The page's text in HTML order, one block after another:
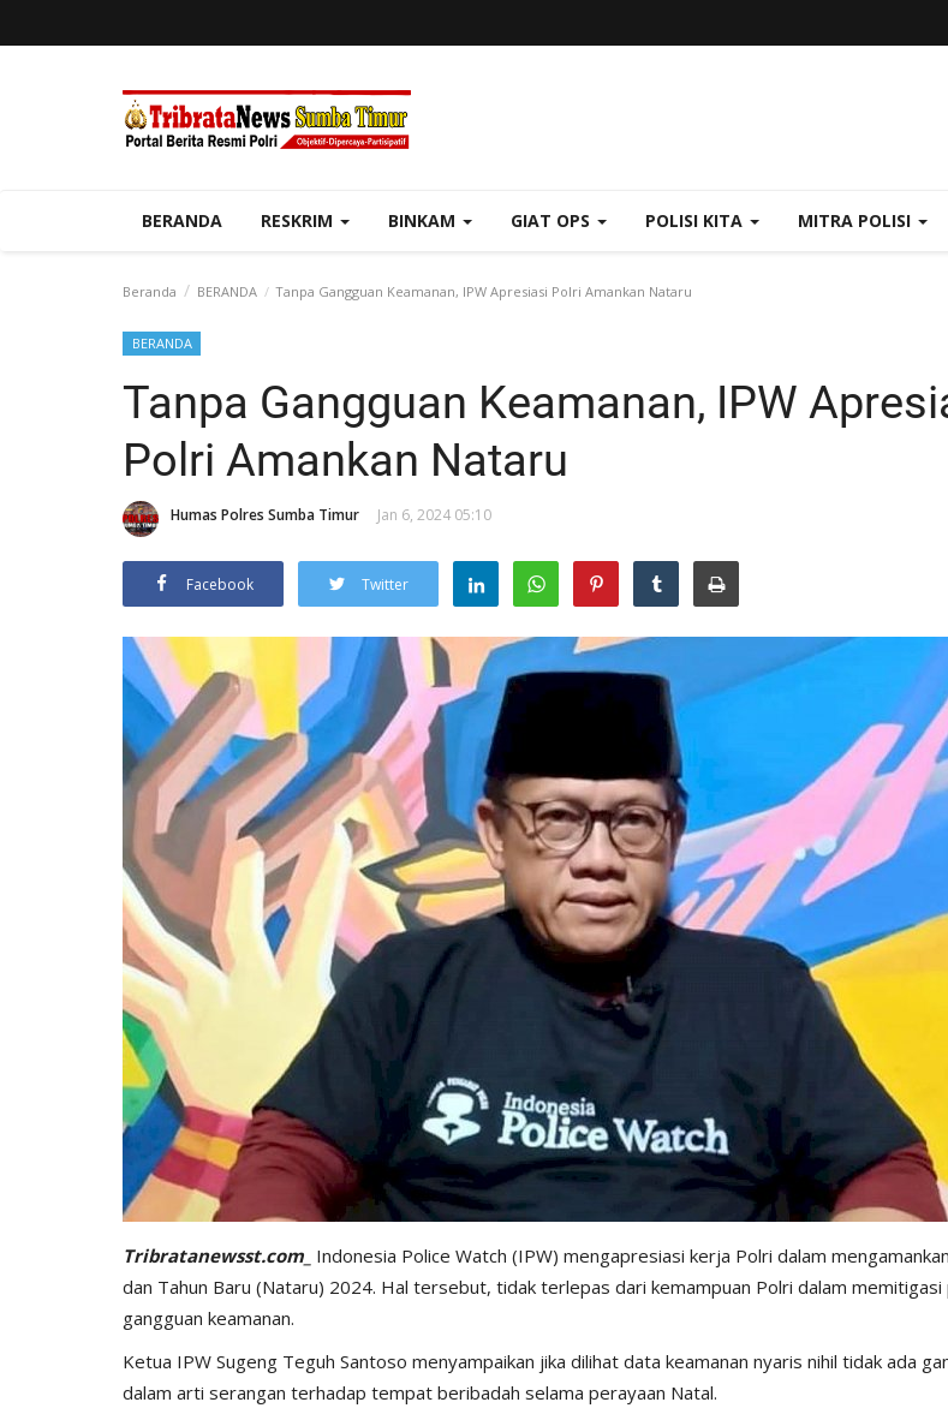
BERANDA RESKRIM BINKAM GIAT OPS POLISI KITA MITRA POLISI
Beranda BERANDA Tanpa Gangguan Keamanan, IPW Apresiasi Polri Amankan Nataru
BERANDA
Tanpa Gangguan Keamanan, IPW
Polri Amankan Nataru
Humas Polres Sumba Timur Jan 6, 2024 05:10
Facebook Twitter
Tribratanewsst.com_ Indonesia Police Watch (IPW) mengapresiasi kerja Polri dalam
dan Tahun Baru (Nataru) 2024. Hal tersebut, tidak terlepas dari kemampuan Polri dalam
gangguan keamanan.
Ketua IPW Sugeng Teguh Santoso menyampaikan jika dilihat data keamanan nyaris nihil tidak ada
dalam arti serangan terhadap tempat beribadah selama perayaan Natal.